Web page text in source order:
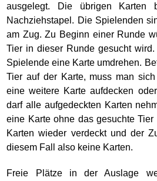
ausgelegt. Die übrigen Karten
Nachziehstapel. Die Spielenden
am Zug. Zu Beginn einer Runde
Tier in dieser Runde gesucht
Spielende eine Karte umdrehen.
Tier auf der Karte, muss man
eine weitere Karte aufdecken
darf alle aufgedeckten Karten
eine Karte ohne das gesuchte
Karten wieder verdeckt und der
diesem Fall also keine Karten.
Freie Plätze in der Auslage